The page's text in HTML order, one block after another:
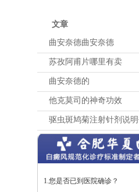
文章
曲安奈德曲安奈德
苏孜阿甫片哪里有卖
曲安奈德的
他克莫司的神奇功效
驱虫斑鸠菊注射针剂说
1.您是否已到医院确诊？